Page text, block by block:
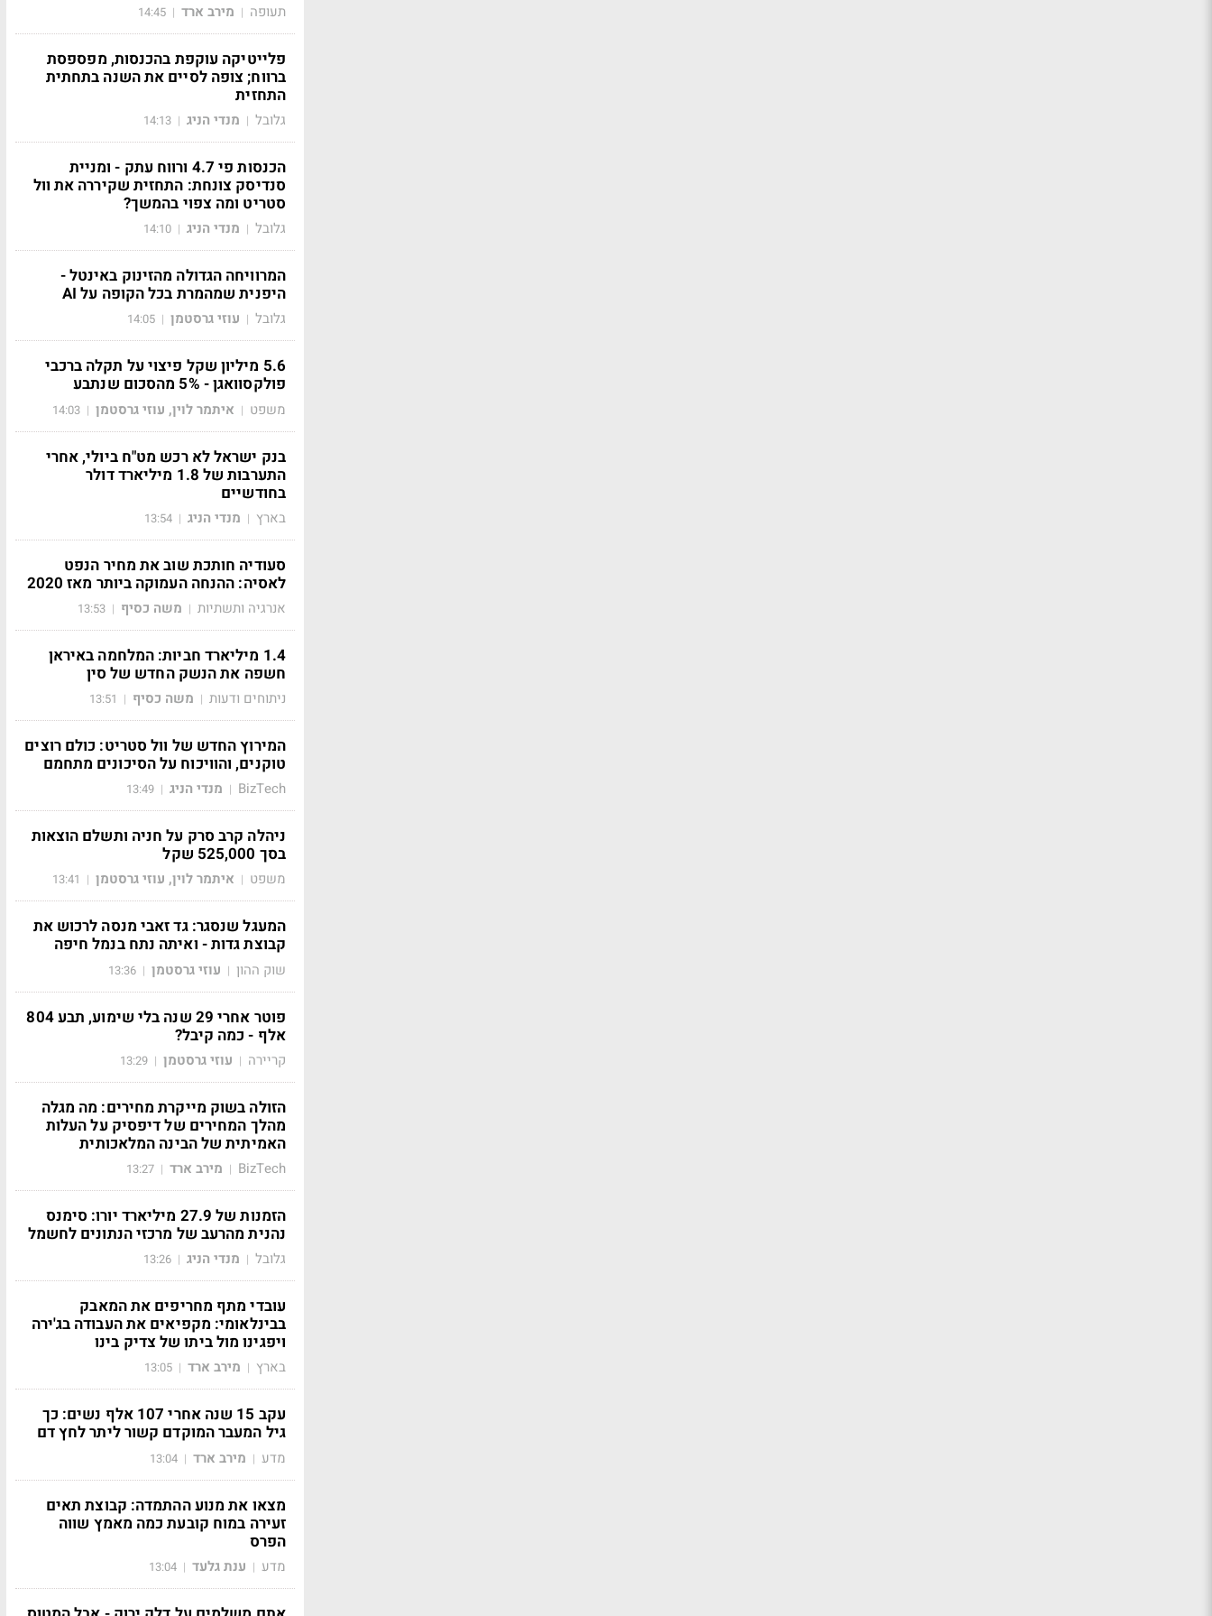
תעופה | מירב ארד |
14:45
פלייטיקה עוקפת בהכנסות, מפספסת
ברווח; צופה לסיים את השנה בתחתית
התחזית
גלובל | מנדי הניג |
14:13
הכנסות פי 4.7 ורווח עתק - ומניית
סנדיסק צונחת: התחזית שקיררה את וול
סטריט ומה צפוי בהמשך?
גלובל | מנדי הניג |
14:10
המרוויחה הגדולה מהזינוק באינטל -
היפנית שמהמרת בכל הקופה על AI
גלובל | עוזי גרסטמן |
14:05
5.6 מיליון שקל פיצוי על תקלה ברכבי
פולקסוואגן - 5% מהסכום שנתבע
משפט | איתמר לוין, עוזי גרסטמן |
14:03
בנק ישראל לא רכש מט"ח ביולי, אחרי
התערבות של 1.8 מיליארד דולר
בחודשיים
בארץ | מנדי הניג |
13:54
סעודיה חותכת שוב את מחיר הנפט
לאסיה: ההנחה העמוקה ביותר מאז 2020
אנרגיה ותשתיות | משה כסיף |
13:53
1.4 מיליארד חביות: המלחמה באיראן
חשפה את הנשק החדש של סין
ניתוחים ודעות | משה כסיף |
13:51
המירוץ החדש של וול סטריט: כולם רוצים
טוקנים, והוויכוח על הסיכונים מתחמם
BizTech
| מנדי הניג |
13:49
ניהלה קרב סרק על חניה ותשלם הוצאות
בסך 525,000 שקל
משפט | איתמר לוין, עוזי גרסטמן |
13:41
המעגל שנסגר: גד זאבי מנסה לרכוש את
קבוצת גדות - ואיתה נתח בנמל חיפה
שוק ההון | עוזי גרסטמן |
13:36
פוטר אחרי 29 שנה בלי שימוע, תבע 804
אלף - כמה קיבל?
קריירה | עוזי גרסטמן |
13:29
הזולה בשוק מייקרת מחירים: מה מגלה
מהלך המחירים של דיפסיק על העלות
האמיתית של הבינה המלאכותית
BizTech
| מירב ארד |
13:27
הזמנות של 27.9 מיליארד יורו: סימנס
נהנית מהרעב של מרכזי הנתונים לחשמל
גלובל | מנדי הניג |
13:26
עובדי מתף מחריפים את המאבק
בבינלאומי: מקפיאים את העבודה בג'ירה
ויפגינו מול ביתו של צדיק בינו
בארץ | מירב ארד |
13:05
עקב 15 שנה אחרי 107 אלף נשים: כך
גיל המעבר המוקדם קשור ליתר לחץ דם
מדע | מירב ארד |
13:04
מצאו את מנוע ההתמדה: קבוצת תאים
זעירה במוח קובעת כמה מאמץ שווה
הפרס
מדע | ענת גלעד |
13:04